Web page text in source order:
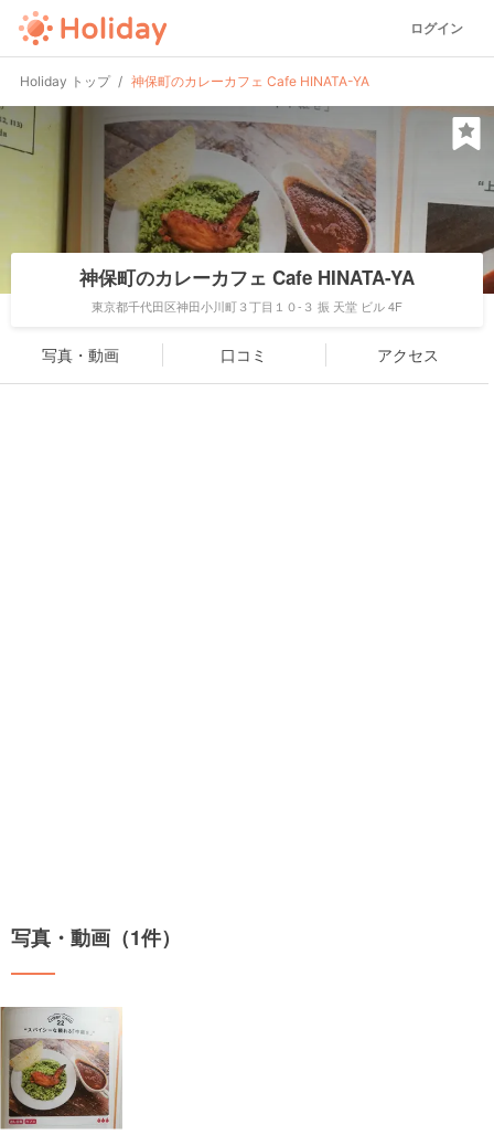
ログイン
Holiday トップ 神保町のカレーカフェ Cafe HINATA-YA
神保町のカレーカフェ Cafe HINATA-YA
東京都千代田区神田小川町３丁目１０-３ 振 天堂 ビル 4F
写真・動画 口コミ アクセス
写真・動画（1件）